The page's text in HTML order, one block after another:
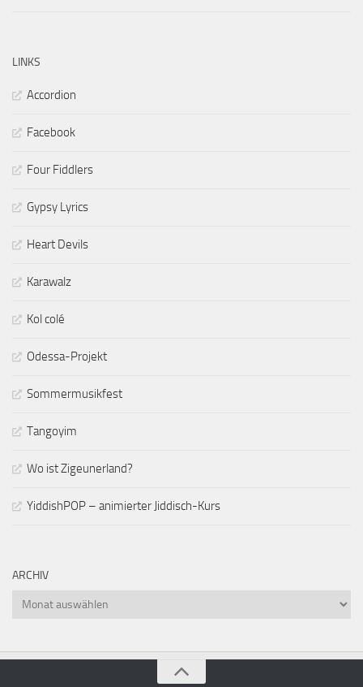
LINKS
Accordion
Facebook
Four Fiddlers
Gypsy Lyrics
Heart Devils
Karawalz
Kol colé
Odessa-Projekt
Sommermusikfest
Tangoyim
Wo ist Zigeunerland?
YiddishPOP – animierter Jiddisch-Kurs
ARCHIV
Archiv